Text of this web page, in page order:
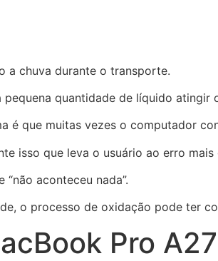
a chuva durante o transporte.
pequena quantidade de líquido
é que muitas vezes o computador
isso que leva o usuário ao erro mais
“não aconteceu nada”.
o processo de oxidação pode ter
Pro